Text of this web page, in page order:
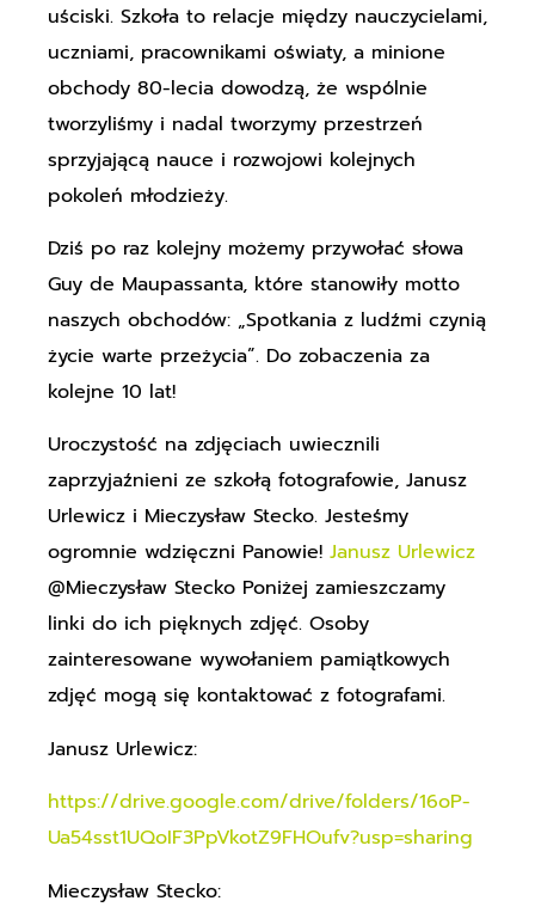
uściski. Szkoła to relacje między nauczycielami,
uczniami, pracownikami oświaty, a minione
obchody 80-lecia dowodzą, że wspólnie
tworzyliśmy i nadal tworzymy przestrzeń
sprzyjającą nauce i rozwojowi kolejnych
pokoleń młodzieży.
Dziś po raz kolejny możemy przywołać słowa
Guy de Maupassanta, które stanowiły motto
naszych obchodów: „Spotkania z ludźmi czynią
życie warte przeżycia”. Do zobaczenia za
kolejne 10 lat!
Uroczystość na zdjęciach uwiecznili
zaprzyjaźnieni ze szkołą fotografowie, Janusz
Urlewicz i Mieczysław Stecko. Jesteśmy
ogromnie wdzięczni Panowie! Janusz Urlewicz
@Mieczysław Stecko Poniżej zamieszczamy
linki do ich pięknych zdjęć. Osoby
zainteresowane wywołaniem pamiątkowych
zdjęć mogą się kontaktować z fotografami.
Janusz Urlewicz:
https://drive.google.com/drive/folders/16oP-
Ua54sst1UQoIF3PpVkotZ9FHOufv?usp=sharing
Mieczysław Stecko: